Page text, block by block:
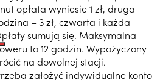
opłata wyniesie 1 zł, druga
– 3 zł, czwarta i każda
sumują się. Maksymalna
to 12 godzin. Wypożyczony
na dowolnej stacji.
założyć indywidualne konto